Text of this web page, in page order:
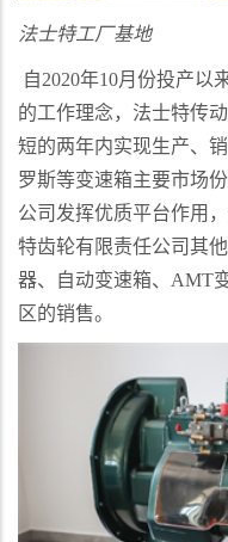
法士特工厂基地
自2020年10月份投产以
的工作理念，法士特传
短的两年内实现生产、
罗斯等变速箱主要市场
公司发挥优质平台作用
特齿轮有限责任公司其
器、自动变速箱、 AMT
区的销售。